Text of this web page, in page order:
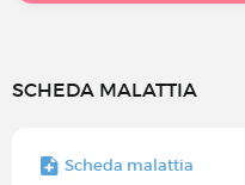
SCHEDA MALATTIA
Scheda malattia